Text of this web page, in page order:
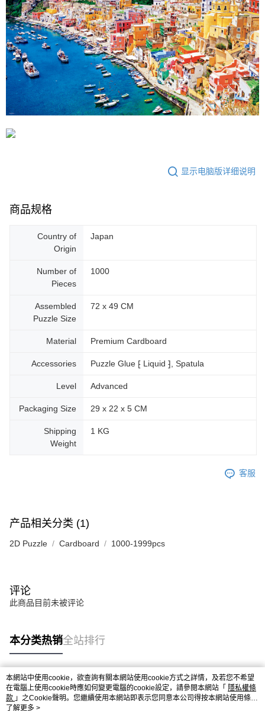
显示电脑版详细说明
商品规格
Country of
Origin
Japan
Number of
Pieces
1000
Assembled
Puzzle Size
72 x 49 CM
Material Premium Cardboard
Accessories Puzzle Glue ⁅ Liquid ⁆, Spatula
Level Advanced
Packaging Size 29 x 22 x 5 CM
Shipping
Weight
1 KG
客服
产品相关分类 (1)
2D Puzzle Cardboard 1000-1999pcs
评论
此商品目前未被评论
本分类热销全站排行
热门标签
本網站中使用cookie，欲查詢有關本網站使用cookie方式之詳情，及若您不希望
在電腦上使用cookie時應如何變更電腦的cookie設定，請參閱本網站「 隱私權條
款 」之Cookie聲明。您繼續使用本網站即表示您同意本公司得按本網站使用條款
之Cookie聲明使用cookie。
了解更多 >